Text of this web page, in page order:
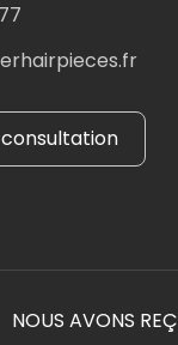
NOUS AVONS